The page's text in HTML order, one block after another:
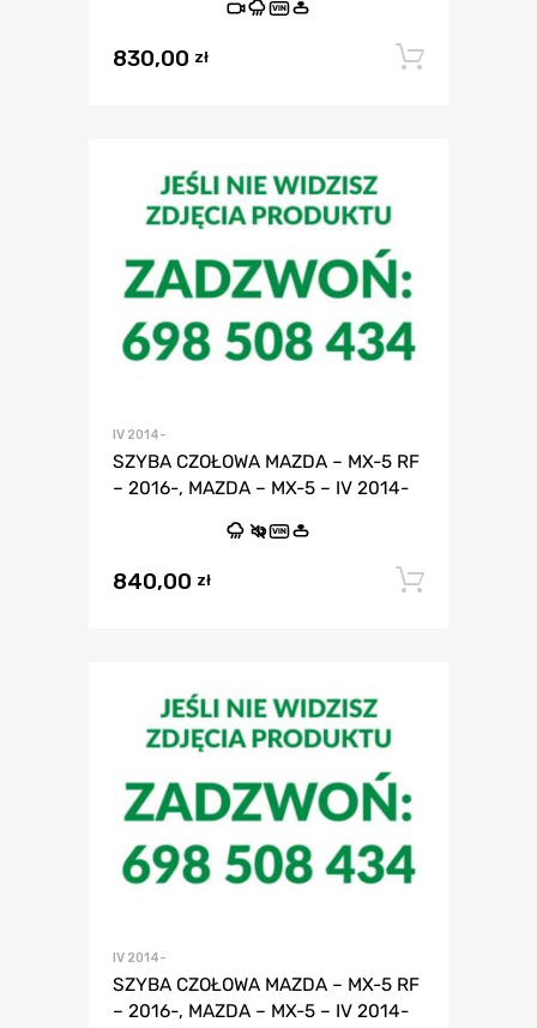
VIN
830,00 zł
IV 2014-
SZYBA CZOŁOWA MAZDA – MX-5 RF
– 2016-, MAZDA – MX-5 – IV 2014-
VIN
840,00 zł
IV 2014-
SZYBA CZOŁOWA MAZDA – MX-5 RF
– 2016-, MAZDA – MX-5 – IV 2014-